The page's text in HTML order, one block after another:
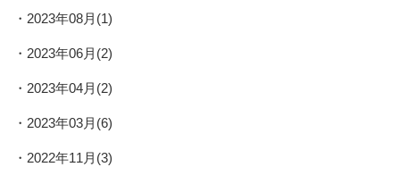
2023年08月(1)
2023年06月(2)
2023年04月(2)
2023年03月(6)
2022年11月(3)